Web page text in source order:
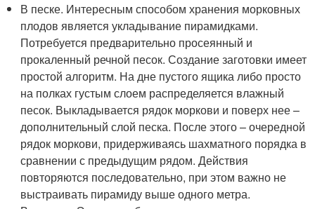
В песке. Интересным способом хранения морковных
плодов является укладывание пирамидками.
Потребуется предварительно просеянный и
прокаленный речной песок. Создание заготовки имеет
простой алгоритм. На дне пустого ящика либо просто
на полках густым слоем распределяется влажный
песок. Выкладывается рядок моркови и поверх нее –
дополнительный слой песка. После этого – очередной
рядок моркови, придерживаясь шахматного порядка в
сравнении с предыдущим рядом. Действия
повторяются последовательно, при этом важно не
выстраивать пирамиду выше одного метра.